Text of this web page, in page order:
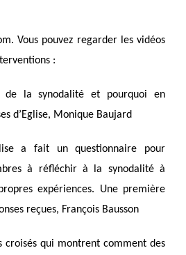
Vous pouvez regarder les vidéos
:
de la synodalité et pourquoi en
d’Eglise, Monique Baujard
a fait un questionnaire pour
à réfléchir à la synodalité à
expériences. Une première
reçues, François Bausson
croisés qui montrent comment des